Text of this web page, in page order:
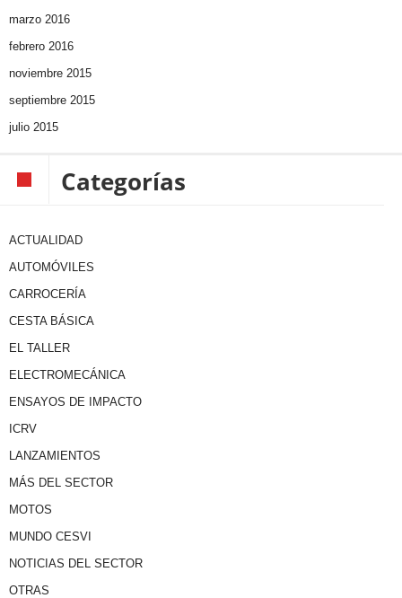
marzo 2016
febrero 2016
noviembre 2015
septiembre 2015
julio 2015
Categorías
ACTUALIDAD
AUTOMÓVILES
CARROCERÍA
CESTA BÁSICA
EL TALLER
ELECTROMECÁNICA
ENSAYOS DE IMPACTO
ICRV
LANZAMIENTOS
MÁS DEL SECTOR
MOTOS
MUNDO CESVI
NOTICIAS DEL SECTOR
OTRAS